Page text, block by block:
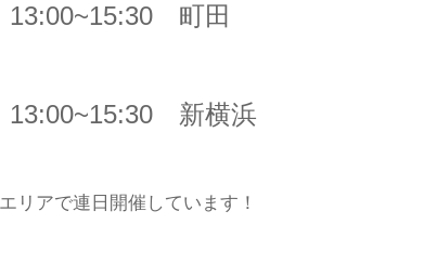
13:00~15:30 町田
13:00~15:30 新横浜
リアで連日開催しています！